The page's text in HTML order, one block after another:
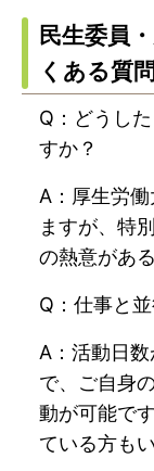
民生委員
くある質問
Q：どうし
すか？
A：厚生労
ますが、特
の熱意があ
Q：仕事と
A：活動日
で、ご自身
動が可能で
ている方もい